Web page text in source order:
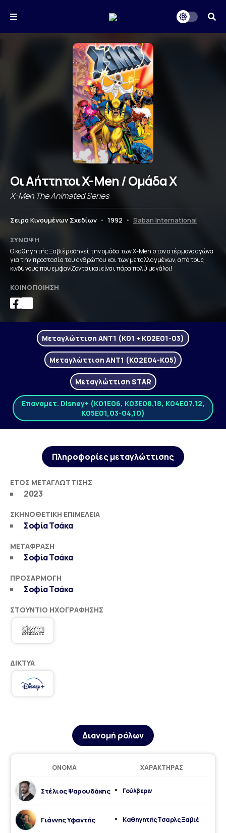
Οι Αήττητοι X-Men / Ομάδα Χ
X-Men The Animated Series
Σειρά Κινουμένων Σχεδίων • 1992 • Saban International
ΣΎΝΟΨΗ
Ο καθηγητής Ξαβιέρ οδηγεί την ομάδα των X-Men στον ατέρμονο αγώνα
για την προστασία του ανθρώπου και των μεταλλαγμένων, από τους
κινδύνους που εμφανίζονται και είναι πάρα πολύ μεγάλοι!
ΚΟΙΝΟΠΟΊΗΣΗ
Μεταγλώττιση ANT1 (K01 + Κ02Ε01-03)
Μεταγλώττιση ANT1 (K02Ε04-K05)
Μεταγλώττιση STAR
Επαναμετ. Disney+ (Κ01Ε06, Κ03Ε08,18, K04E07,12,
K05Ε01,03-04,10)
Πληροφορίες μεταγλώττισης
ΈΤΟΣ ΜΕΤΑΓΛΏΤΤΙΣΗΣ
2023
ΣΚΗΝΟΘΕΤΙΚΉ ΕΠΙΜΈΛΕΙΑ
Σοφία Τσάκα
ΜΕΤΆΦΡΑΣΗ
Σοφία Τσάκα
ΠΡΟΣΑΡΜΟΓΉ
Σοφία Τσάκα
ΣΤΟΎΝΤΙΟ ΗΧΟΓΡΆΦΗΣΗΣ
ΔΊΚΤΥΑ
Διανομή ρόλων
ΌΝΟΜΑ ΧΑΡΑΚΤΉΡΑΣ
Στέλιος Ψαρουδάκης Γούλβεριν
Γιάννης Υφαντής Καθηγητής Τσαρλς Ξαβιέ